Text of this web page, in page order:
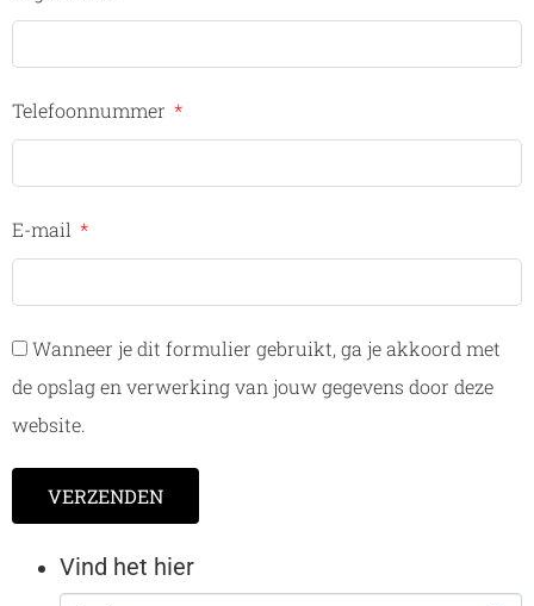
Telefoonnummer
E-mail
Wanneer je dit formulier gebruikt, ga je akkoord met
de opslag en verwerking van jouw gegevens door deze
website.
VERZENDEN
Vind het hier